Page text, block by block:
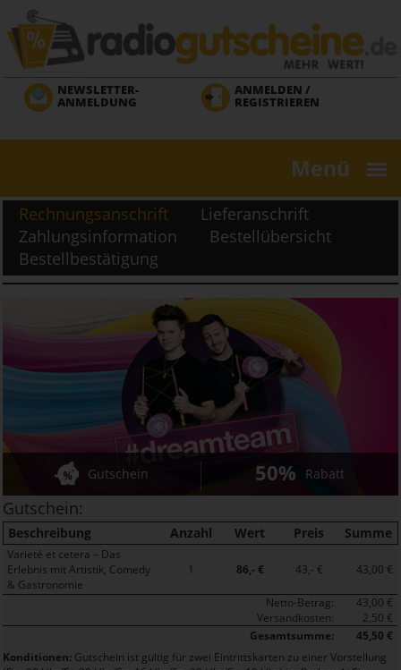
Direkt
zum
Inhalt
NEWSLETTER-
ANMELDUNG
ANMELDEN /
REGISTRIEREN
Menü
Rechnungsanschrift
Lieferanschrift
Zahlungsinformation
Bestellübersicht
Bestellbestätigung
Gutschein 50% Rabatt
Gutschein:
Beschreibung Anzahl Wert Preis Summe
Varieté et cetera – Das
Erlebnis mit Artistik, Comedy
& Gastronomie
1 86,- € 43,- € 43,00 €
Netto-Betrag:
43,00 €
Versandkosten:
2,50 €
Gesamtsumme:
45,50 €
Konditionen: Gutschein ist gültig für zwei Eintrittskarten zu einer Vorstellung